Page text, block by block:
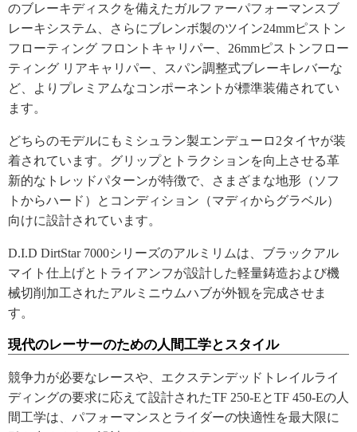
のブレーキディスクを備えたガルファーパフォーマンスブ
レーキシステム、さらにブレンボ製のツイン24mmピストン
フローティング フロントキャリパー、26mmピストンフロー
ティング リアキャリパー、スパン調整式ブレーキレバーな
ど、よりプレミアムなコンポーネントが標準装備されてい
ます。
どちらのモデルにもミシュラン製エンデューロ2タイヤが装
着されています。グリップとトラクションを向上させる革
新的なトレッドパターンが特徴で、さまざまな地形（ソフ
トからハード）とコンディション（マディからグラベル）
向けに設計されています。
D.I.D DirtStar 7000シリーズのアルミリムは、ブラックアル
マイト仕上げとトライアンフが設計した軽量鋳造および機
械切削加工されたアルミニウムハブが外観を完成させま
す。
現代のレーサーのための人間工学とスタイル
競争力が必要なレースや、エクステンデッドトレイルライ
ディングの要求に応えて設計されたTF 250-EとTF 450-Eの人
間工学は、パフォーマンスとライダーの快適性を最大限に